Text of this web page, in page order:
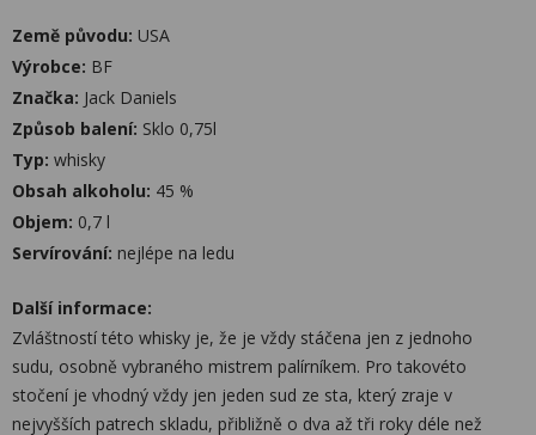
Země původu: USA
Výrobce: BF
Značka: Jack Daniels
Způsob balení: Sklo 0,75l
Typ: whisky
Obsah alkoholu: 45 %
Objem: 0,7 l
Servírování: nejlépe na ledu
Další informace:
Zvláštností této whisky je, že je vždy stáčena jen z jednoho
sudu, osobně vybraného mistrem palírníkem. Pro takovéto
stočení je vhodný vždy jen jeden sud ze sta, který zraje v
nejvyšších patrech skladu, přibližně o dva až tři roky déle než